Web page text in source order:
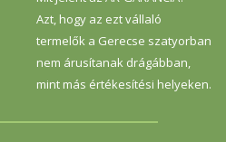
Azt, hogy az ezt vállaló
termelők a Gerecse szatyorban
nem árusítanak drágábban,
mint más értékesítési helyeken.